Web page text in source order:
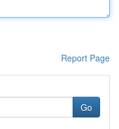
Report Page
Go